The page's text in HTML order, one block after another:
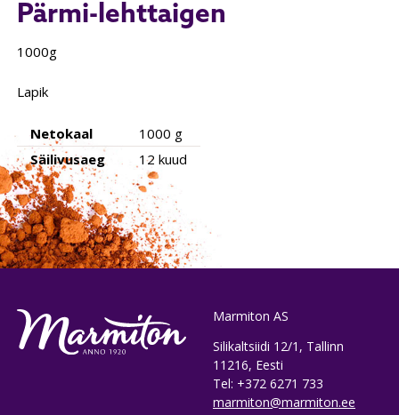
Pärmi-lehttaigen
1000g
Lapik
Netokaal
1000 g
Säilivusaeg
12 kuud
Marmiton AS
Silikaltsiidi 12/1, Tallinn
11216, Eesti
Tel: +372 6271 733
marmiton@marmiton.ee